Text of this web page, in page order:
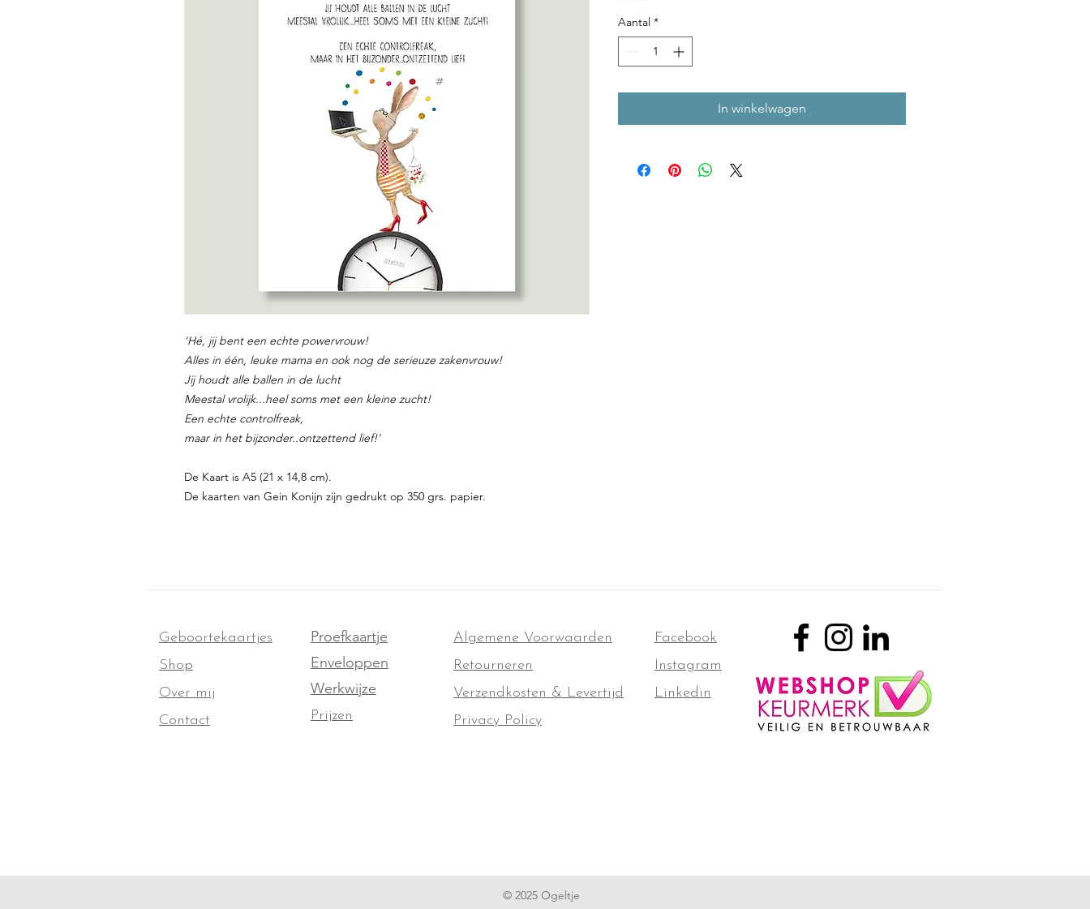
'Hé, jij bent een echte powervrouw!
Alles in één, leuke mama en ook nog de serieuze zakenvrouw!
Jij houdt alle ballen in de lucht
Meestal vrolijk...heel soms met een kleine zucht!
Een echte controlfreak,
maar in het bijzonder..ontzettend lief!'
De Kaart is A5 (21 x 14,8 cm).
De kaarten van Gein Konijn zijn gedrukt op 350 grs. papier.
Aantal *
In winkelwagen
Geboortekaartjes
Shop
Over mij
Contact
Proefkaartje
Enveloppen
Werkwijze
Prijzen
Algemene Voorwaarden
Retourneren
Verzendkosten & Levertijd
Privacy Policy
Facebook
Instagram
Linkedin
© 2025 Ogeltje